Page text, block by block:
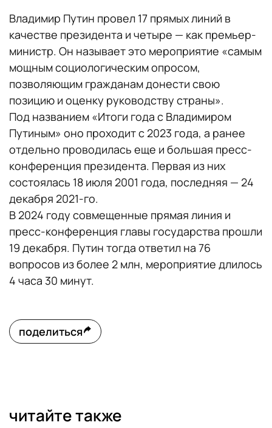
Владимир Путин провел 17 прямых линий в
качестве президента и четыре — как премьер-
министр. Он называет это мероприятие «самым
мощным социологическим опросом,
позволяющим гражданам донести свою
позицию и оценку руководству страны».
Под названием «Итоги года с Владимиром
Путиным» оно проходит с 2023 года, а ранее
отдельно проводилась еще и большая пресс-
конференция президента. Первая из них
состоялась 18 июля 2001 года, последняя — 24
декабря 2021-го.
В 2024 году совмещенные прямая линия и
пресс-конференция главы государства прошли
19 декабря. Путин тогда ответил на 76
вопросов из более 2 млн, мероприятие длилось
4 часа 30 минут.
поделиться
читайте также